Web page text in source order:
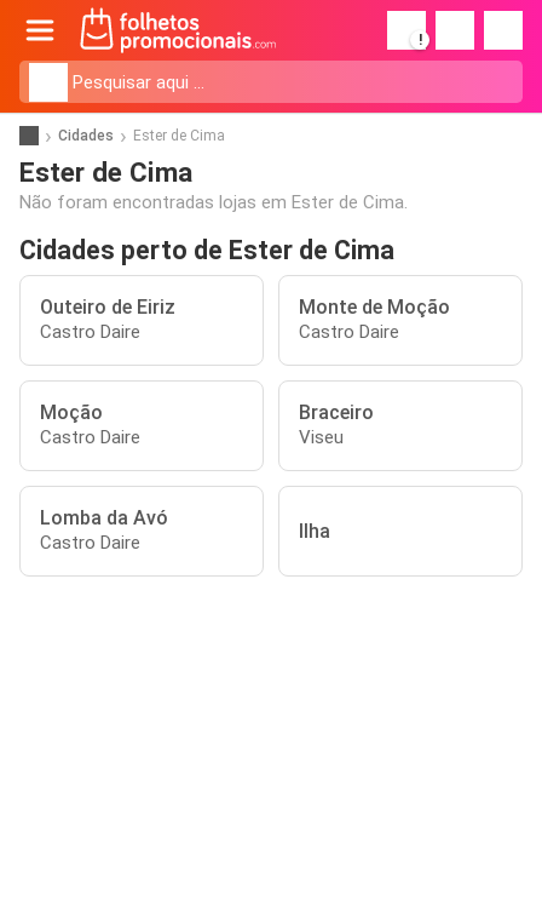
!
Cidades Ester de Cima
Ester de Cima
Não foram encontradas lojas em Ester de Cima.
Cidades perto de Ester de Cima
Outeiro de Eiriz
Castro Daire
Monte de Moção
Castro Daire
Moção
Castro Daire
Braceiro
Viseu
Lomba da Avó
Castro Daire Ilha